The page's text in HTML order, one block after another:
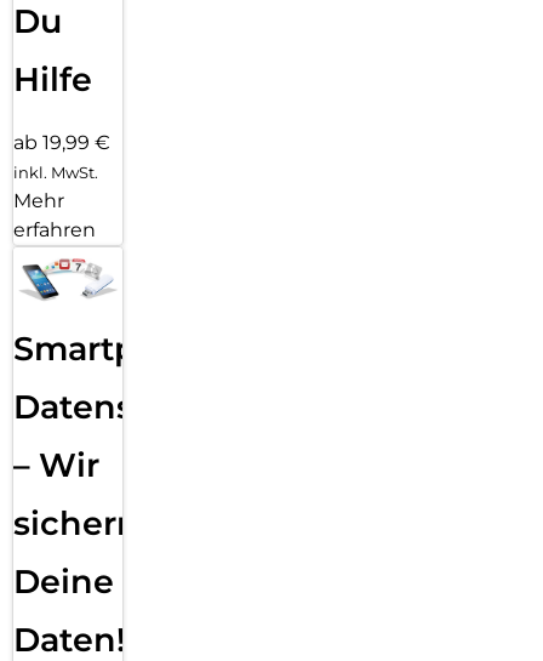
Du
Hilfe
ab 19,99 €
inkl. MwSt.
Mehr
erfahren
Smartphone
Datensicherung
– Wir
sichern
Deine
Daten!